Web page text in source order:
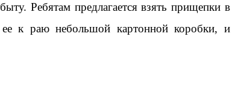
Ребятам предлагается взять прищепки в
к раю небольшой картонной коробки, и